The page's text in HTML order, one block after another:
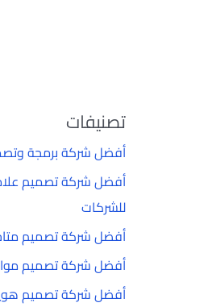
تصنيفات
أفضل شركة برمجة
أفضل شركة تصميم
للشركات
أفضل شركة تصميم
أفضل شركة تصميم
أفضل شركة تصميم